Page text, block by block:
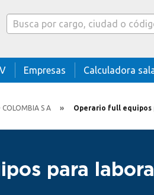
Caja buscador
Empresas Calculadora
COLOMBIA S A Operario full equipos
para